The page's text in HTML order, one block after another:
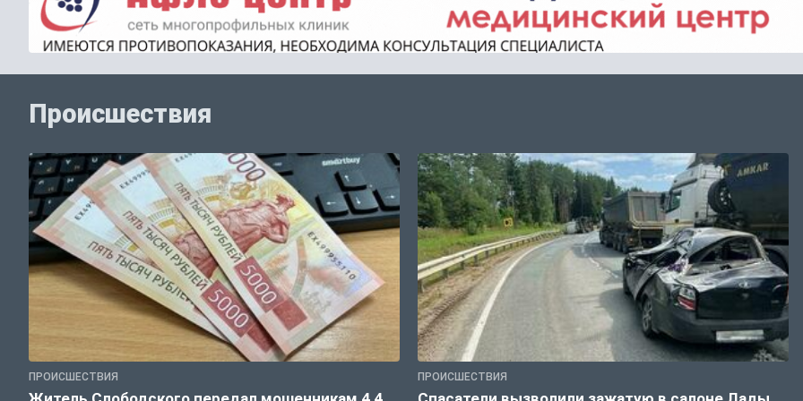
Происшествия
ПРОИСШЕСТВИЯ ПРОИСШЕСТВИЯ